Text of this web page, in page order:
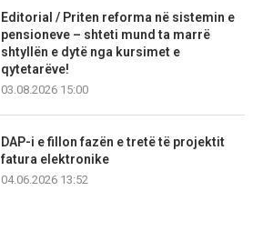
Editorial / Priten reforma në sistemin e
pensioneve – shteti mund ta marrë
shtyllën e dytë nga kursimet e
qytetarëve!
03.08.2026 15:00
DAP-i e fillon fazën e tretë të projektit
fatura elektronike
04.06.2026 13:52